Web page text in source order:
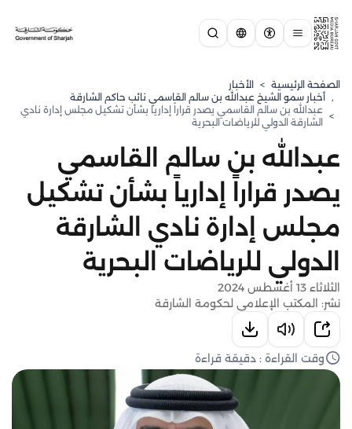
الصفحة الرئيسية > الأخبار
, ⁠أخبار سمو الشيخ عبدالله بن سالم القاسمي نائب حاكم الشارقة
>
عبدالله بن سالم القاسمي يصدر قراراً إدارياً بشأن تشكيل مجلس إدارة نادي
الشارقة الدولي للرياضات البحرية
عبدالله بن سالم القاسمي
يصدر قراراً إدارياً بشأن تشكيل
مجلس إدارة نادي الشارقة
الدولي للرياضات البحرية
الثلاثاء 13 أغسطس 2024
نشر: المكتب الإعلامي لحكومة الشارقة
وقت القراءة : دقيقة قراءة